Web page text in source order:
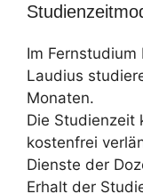
Im
Laudius
Monaten.
Die Studienzeit
kostenfrei
Dienste der
Erhalt der